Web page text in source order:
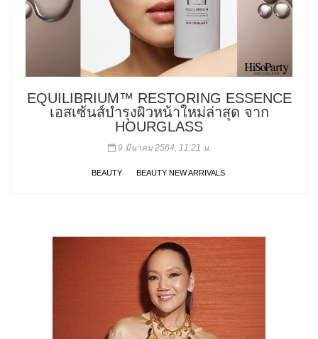
EQUILIBRIUM™ RESTORING ESSENCE
เอสเซ้นส์บำรุงผิวหน้าใหม่ล่าสุด จาก
HOURGLASS
9 มีนาคม 2564, 11:21 น.
BEAUTY BEAUTY NEW ARRIVALS